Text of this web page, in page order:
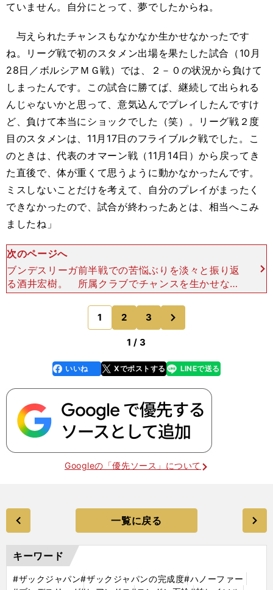
ていません。自分にとって、夢でしたからね。
与えられたチャンスもなかなか生かせなかったです
ね。リーグ戦で初のスタメン出場を果たした試合（10月
28日／ボルシアＭＧ戦）では、２－０の状況から負けて
しまったんです。この試合に勝てば、継続して出られる
んじゃないかと思って、意気込んでプレイしたんですけ
ど、負けて本当にショックでした（笑）。リーグ戦２度
目のスタメンは、11月17日のフライブルク戦でした。こ
のときは、代表のオマーン戦（11月14日）から戻ってき
た直後で、体が重くて思うように動かなかったんです。
ミスしないことだけを考えて、自分のプレイがまったく
できなかったので、試合が終わったあとは、相当へこみ
ましたね」
次のページへ
ブンデスリーガ前半戦での苦悩ぶりを淡々と振り返
る酒井宏樹。 所属クラブでチャンスを生かせなか
ったのは、コンディションの問題だけではないだろ
う。酒井らしい思い切りのいいプレイが影を潜めて
いて、何か他にも
1 2 3
1 / 3
faceboo
k
いいね Xでポストする
line LINEで送る
Googleの「優先ソース」について
一覧に戻る
キーワード
#ザックジャパン#ザックジャパンの完成度#ハノーファー